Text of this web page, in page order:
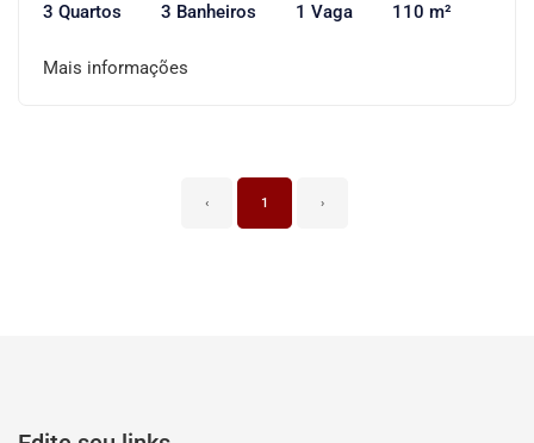
3 Quartos 3 Banheiros 1 Vaga 110 m²
Mais informações
‹ 1 ›